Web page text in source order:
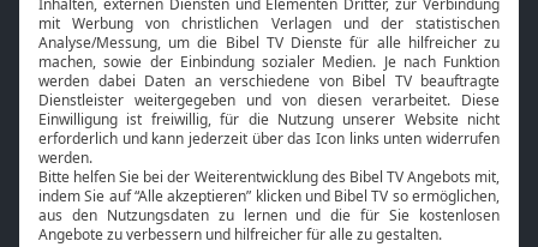
Bibelthek Online-Bibel
Nächster Gottesdienst
Bibel TV
Über uns
Jobs
Service
Kontakt
TV-Empfang